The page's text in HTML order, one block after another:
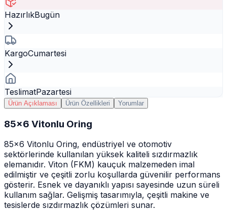
HazırlıkBugün
KargoCumartesi
TeslimatPazartesi
Ürün Açıklaması Ürün Özellikleri Yorumlar
85x6 Vitonlu Oring
85x6 Vitonlu Oring, endüstriyel ve otomotiv
sektörlerinde kullanılan yüksek kaliteli sızdırmazlık
elemanıdır. Viton (FKM) kauçuk malzemeden imal
edilmiştir ve çeşitli zorlu koşullarda güvenilir performans
gösterir. Esnek ve dayanıklı yapısı sayesinde uzun süreli
kullanım sağlar. Gelişmiş tasarımıyla, çeşitli makine ve
tesislerde sızdırmazlık çözümleri sunar.